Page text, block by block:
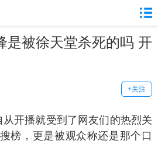
是被徐天堂杀死的吗 开
+关注
播就受到了网友们的热烈关
榜，更是被观众称还是那个口